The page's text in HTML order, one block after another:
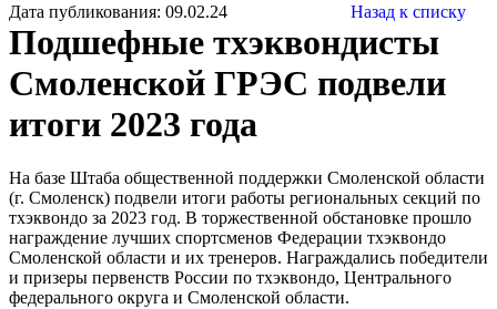
Дата публикования: 09.02.24 Назад к списку
Подшефные тхэквондисты
Смоленской ГРЭС подвели
итоги 2023 года
На базе Штаба общественной поддержки Смоленской области
(г. Смоленск) подвели итоги работы региональных секций по
тхэквондо за 2023 год. В торжественной обстановке прошло
награждение лучших спортсменов Федерации тхэквондо
Смоленской области и их тренеров. Награждались победители
и призеры первенств России по тхэквондо, Центрального
федерального округа и Смоленской области.